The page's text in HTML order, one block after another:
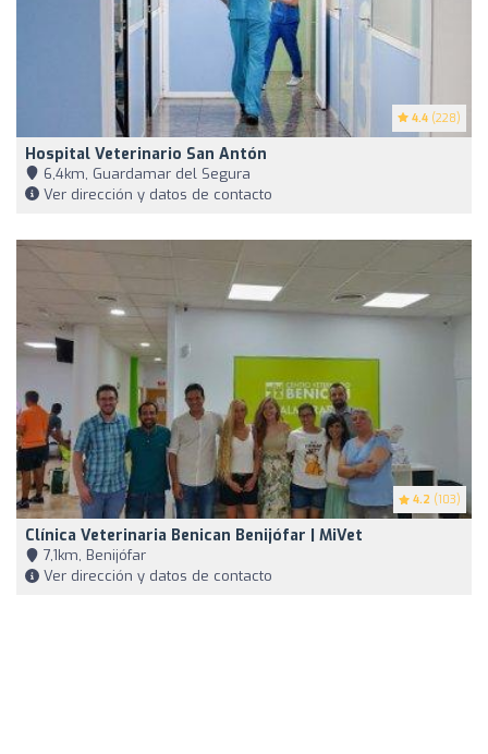
4.4 (228)
Hospital Veterinario San Antón
6,4km, Guardamar del Segura
Ver dirección y datos de contacto
4.2 (103)
Clínica Veterinaria Benican Benijófar | MiVet
7,1km, Benijófar
Ver dirección y datos de contacto